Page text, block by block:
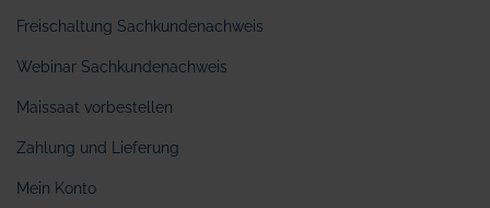
Freischaltung Sachkundenachweis
Webinar Sachkundenachweis
Maissaat vorbestellen
Zahlung und Lieferung
Mein Konto